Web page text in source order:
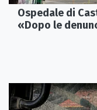
Ospedale di
«Dopo le